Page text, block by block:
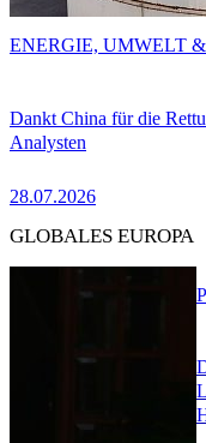
Dankt China für die
Analysten
28.07.2026
ENERGIE, UMWELT
GLOBALES EUROPA